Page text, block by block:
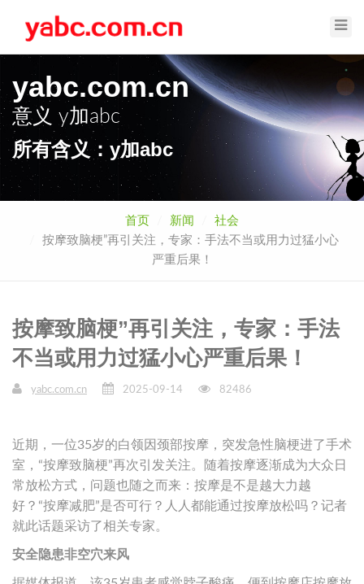
yabc.com.cn
意义
y加abc
所有含义：y加abc
首页 新闻
社会
按摩致脑梗”再引关注，专家：手法不当或用力过猛小心
严重后果！
按摩致脑梗”再引关注，专家：手法
不当或用力过猛小心严重后果！
yabc.com.cn 2025-09-14 82486
近期，一位35岁的白领因颈部按摩，突发急性脑梗进了手术
室，“按摩致脑梗”再次引发关注。随着按摩逐渐成为大众日
常放松方式，问题也随之而来：按摩是不是越大力越
好？“按摩减肥”是否可行？人人都能通过按摩放松吗？记者
就此话题采访了相关专家。
安全隐患非空穴来风